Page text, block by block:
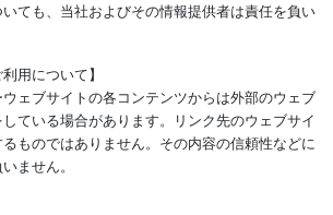
ても、当社およびその情報提供者は責任を負い
用について】
ェブサイトの各コンテンツからは外部のウェブ
ている場合があります。リンク先のウェブサイ
ものではありません。その内容の信頼性などに
ません。